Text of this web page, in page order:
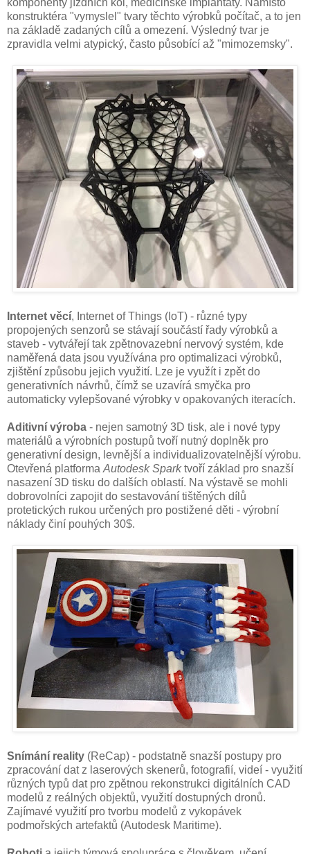
komponenty jízdních kol, medicinské implantáty. Namísto
konstruktéra "vymyslel" tvary těchto výrobků počítač, a to jen
na základě zadaných cílů a omezení. Výsledný tvar je
zpravidla velmi atypický, často působící až "mimozemsky".
Internet věcí, Internet of Things (IoT) - různé typy
propojených senzorů se stávají součástí řady výrobků a
staveb - vytvářejí tak zpětnovazební nervový systém, kde
naměřená data jsou využívána pro optimalizaci výrobků,
zjištění způsobu jejich využití. Lze je využít i zpět do
generativních návrhů, čímž se uzavírá smyčka pro
automaticky vylepšované výrobky v opakovaných iteracích.
Aditivní výroba - nejen samotný 3D tisk, ale i nové typy
materiálů a výrobních postupů tvoří nutný doplněk pro
generativní design, levnější a individualizovatelnější výrobu.
Otevřená platforma Autodesk Sparktvoří základ pro snazší
nasazení 3D tisku do dalších oblastí. Na výstavě se mohli
dobrovolníci zapojit do sestavování tištěných dílů
protetických rukou určených pro postižené děti - výrobní
náklady činí pouhých 30$.
Snímání reality (ReCap) - podstatně snazší postupy pro
zpracování dat z laserových skenerů, fotografií, videí - využití
různých typů dat pro zpětnou rekonstrukci digitálních CAD
modelů z reálných objektů, využití dostupných dronů.
Zajímavé využití pro tvorbu modelů z vykopávek
podmořských artefaktů (Autodesk Maritime).